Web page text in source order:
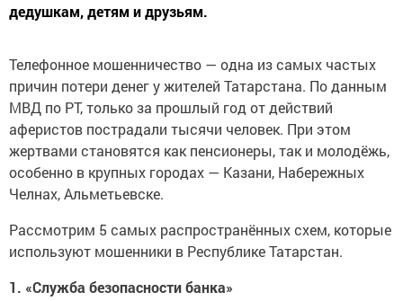
дедушкам, детям и друзьям.
Телефонное мошенничество — одна из самых частых
причин потери денег у жителей Татарстана. По данным
МВД по РТ, только за прошлый год от действий
аферистов пострадали тысячи человек. При этом
жертвами становятся как пенсионеры, так и молодёжь,
особенно в крупных городах — Казани, Набережных
Челнах, Альметьевске.
Рассмотрим 5 самых распространённых схем, которые
используют мошенники в Республике Татарстан.
1. «Служба безопасности банка»